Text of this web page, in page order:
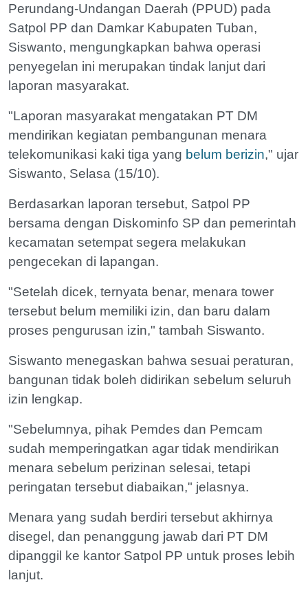
Perundang-Undangan Daerah (PPUD) pada
Satpol PP dan Damkar Kabupaten Tuban,
Siswanto, mengungkapkan bahwa operasi
penyegelan ini merupakan tindak lanjut dari
laporan masyarakat.
"Laporan masyarakat mengatakan PT DM
mendirikan kegiatan pembangunan menara
telekomunikasi kaki tiga yang belum berizin," ujar
Siswanto, Selasa (15/10).
Berdasarkan laporan tersebut, Satpol PP
bersama dengan Diskominfo SP dan pemerintah
kecamatan setempat segera melakukan
pengecekan di lapangan.
"Setelah dicek, ternyata benar, menara tower
tersebut belum memiliki izin, dan baru dalam
proses pengurusan izin," tambah Siswanto.
Siswanto menegaskan bahwa sesuai peraturan,
bangunan tidak boleh didirikan sebelum seluruh
izin lengkap.
"Sebelumnya, pihak Pemdes dan Pemcam
sudah memperingatkan agar tidak mendirikan
menara sebelum perizinan selesai, tetapi
peringatan tersebut diabaikan," jelasnya.
Menara yang sudah berdiri tersebut akhirnya
disegel, dan penanggung jawab dari PT DM
dipanggil ke kantor Satpol PP untuk proses lebih
lanjut.